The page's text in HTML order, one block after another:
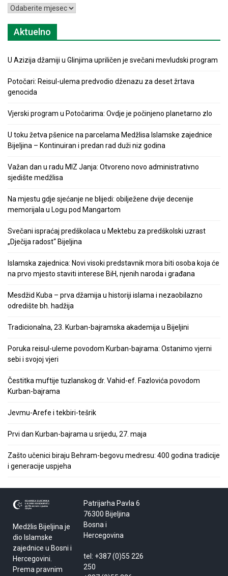
Arhiva
Aktuelno
U Azizija džamiji u Glinjima upriličen je svečani mevludski program
Potočari: Reisul-ulema predvodio dženazu za deset žrtava
genocida
Vjerski program u Potočarima: Ovdje je počinjeno planetarno zlo
U toku žetva pšenice na parcelama Medžlisa Islamske zajednice
Bijeljina – Kontinuiran i predan rad duži niz godina
Važan dan u radu MIZ Janja: Otvoreno novo administrativno
sjedište medžlisa
Na mjestu gdje sjećanje ne blijedi: obilježene dvije decenije
memorijala u Logu pod Mangartom
Svečani ispraćaj predškolaca u Mektebu za predškolski uzrast
„Dječija radost“ Bijeljina
Islamska zajednica: Novi visoki predstavnik mora biti osoba koja će
na prvo mjesto staviti interese BiH, njenih naroda i građana
Mesdžid Kuba – prva džamija u historiji islama i nezaobilazno
odredište bh. hadžija
Tradicionalna, 23. Kurban-bajramska akademija u Bijeljini
Poruka reisul-uleme povodom Kurban-bajrama: Ostanimo vjerni
sebi i svojoj vjeri
Čestitka muftije tuzlanskog dr. Vahid-ef. Fazlovića povodom
Kurban-bajrama
Jevmu-Arefe i tekbiri-tešrik
Prvi dan Kurban-bajrama u srijedu, 27. maja
Zašto učenici biraju Behram-begovu medresu: 400 godina tradicije
i generacije uspjeha
Medžlis Bijeljina je
dio Islamske
zajednice u Bosni i
Hercegovini.
Prema pravnim
Patrijarha Pavla 6
76300 Bijeljina
Bosna i
Hercegovina
tel: +387 (0)55 226
250